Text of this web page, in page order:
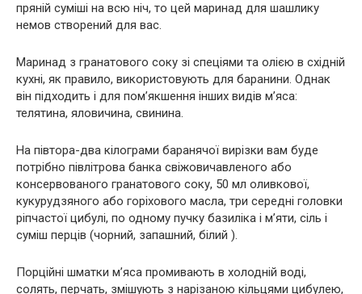
пряній суміші на всю ніч, то цей маринад для шашлику
немов створений для вас.
Маринад з гранатового соку зі спеціями та олією в східній
кухні, як правило, використовують для баранини. Однак
він підходить і для пом’якшення інших видів м’яса:
телятина, яловичина, свинина.
На півтора-два кілограми баранячої вирізки вам буде
потрібно півлітрова банка свіжовичавленого або
консервованого гранатового соку, 50 мл оливкової,
кукурудзяного або горіхового масла, три середні головки
ріпчастої цибулі, по одному пучку базиліка і м’яти, сіль і
суміш перців (чорний, запашний, білий ).
Порційні шматки м’яса промивають в холодній воді,
солять, перчать, змішують з нарізаною кільцями цибулею,